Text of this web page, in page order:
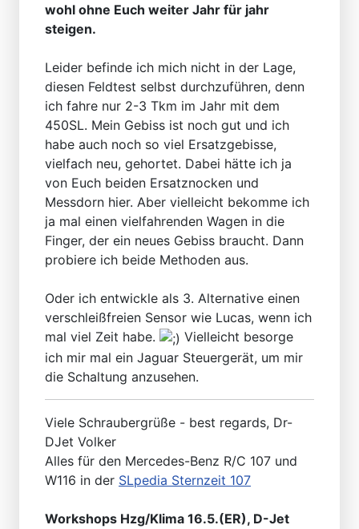
wohl ohne Euch weiter Jahr für jahr
steigen.
Leider befinde ich mich nicht in der Lage,
diesen Feldtest selbst durchzuführen, denn
ich fahre nur 2-3 Tkm im Jahr mit dem
450SL. Mein Gebiss ist noch gut und ich
habe auch noch so viel Ersatzgebisse,
vielfach neu, gehortet. Dabei hätte ich ja
von Euch beiden Ersatznocken und
Messdorn hier. Aber vielleicht bekomme ich
ja mal einen vielfahrenden Wagen in die
Finger, der ein neues Gebiss braucht. Dann
probiere ich beide Methoden aus.
Oder ich entwickle als 3. Alternative einen
verschleißfreien Sensor wie Lucas, wenn ich
mal viel Zeit habe.
Vielleicht besorge
ich mir mal ein Jaguar Steuergerät, um mir
die Schaltung anzusehen.
Viele Schraubergrüße - best regards, Dr-
DJet Volker
Alles für den Mercedes-Benz R/C 107 und
W116 in der SLpedia Sternzeit 107
Workshops Hzg/Klima 16.5.(ER), D-Jet